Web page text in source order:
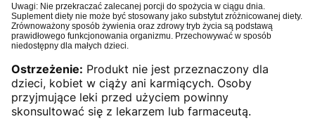
Uwagi: Nie przekraczać zalecanej porcji do spożycia w ciągu dnia.
Suplement diety nie może być stosowany jako substytut zróżnicowanej diety.
Zrównoważony sposób żywienia oraz zdrowy tryb życia są podstawą
prawidłowego funkcjonowania organizmu. Przechowywać w sposób
niedostępny dla małych dzieci.
Ostrzeżenie: Produkt nie jest przeznaczony dla
dzieci, kobiet w ciąży ani karmiących. Osoby
przyjmujące leki przed użyciem powinny
skonsultować się z lekarzem lub farmaceutą.